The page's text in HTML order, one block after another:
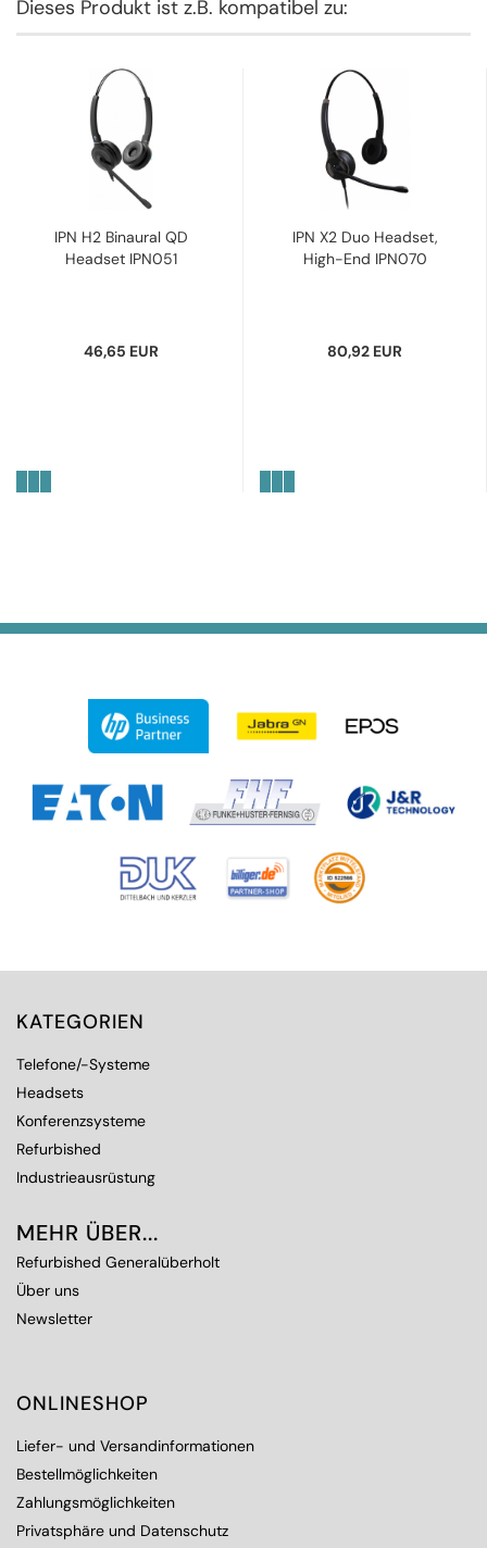
Dieses Produkt ist z.B. kompatibel zu:
IPN H2 Binaural QD
Headset IPN051
46,65 EUR
IPN X2 Duo Headset,
High-End IPN070
80,92 EUR
KATEGORIEN
Telefone/-Systeme
Headsets
Konferenzsysteme
Refurbished
Industrieausrüstung
MEHR ÜBER...
Refurbished Generalüberholt
Über uns
Newsletter
ONLINESHOP
Liefer- und Versandinformationen
Bestellmöglichkeiten
Zahlungsmöglichkeiten
Privatsphäre und Datenschutz